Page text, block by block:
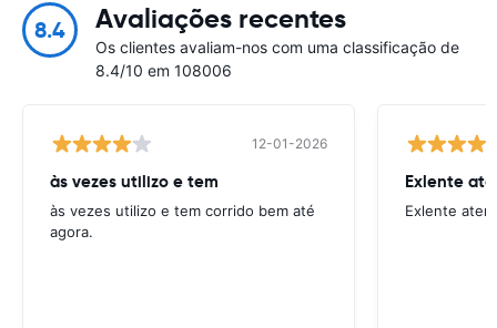
8.4 Avaliações recentes
Os clientes avaliam-nos com uma classificação de
8.4/10 em 108006
12-01-2026
às vezes utilizo e tem
às vezes utilizo e tem corrido bem até
agora.
Exlente
Exlente